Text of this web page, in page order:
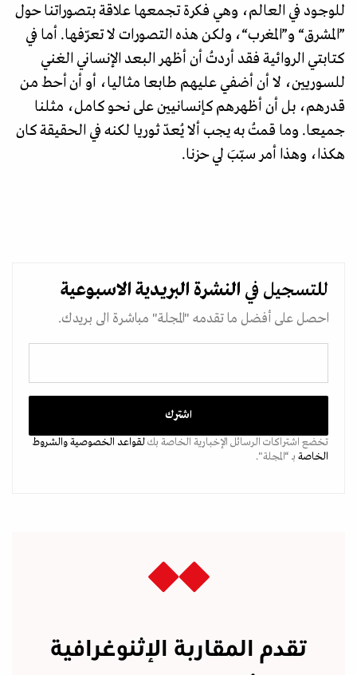
للوجود في العالم، وهي فكرة تجمعها علاقة بتصوراتنا حول
”المشرق“ و”المغرب“، ولكن هذه التصورات لا تعرّفها. أما في
كتابتي الروائية فقد أردتُ أن أظهر البعد الإنساني الغني
للسوريين، لا أن أضفي عليهم طابعا مثاليا، أو أن أحط من
قدرهم، بل أن أظهرهم كإنسانيين على نحو كامل، مثلنا
جميعا. وما قمتُ به يجب ألا يُعدّ ثوريا لكنه في الحقيقة كان
هكذا، وهذا أمر سبّبَ لي حزنا.
للتسجيل في النشرة البريدية الاسبوعية
احصل على أفضل ما تقدمه "المجلة" مباشرة الى بريدك.
تخضع اشتراكات الرسائل الإخبارية الخاصة بكلقواعد الخصوصيةوالشروط
الخاصة بـ “المجلة".
تقدم المقاربة الإثنوغرافية